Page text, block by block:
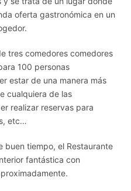
oferta gastronómica en un
tres comedores comedores
100 personas
estar de una manera más
cualquiera de las
realizar reservas para
etc…
buen tiempo, el Restaurante
fantástica con